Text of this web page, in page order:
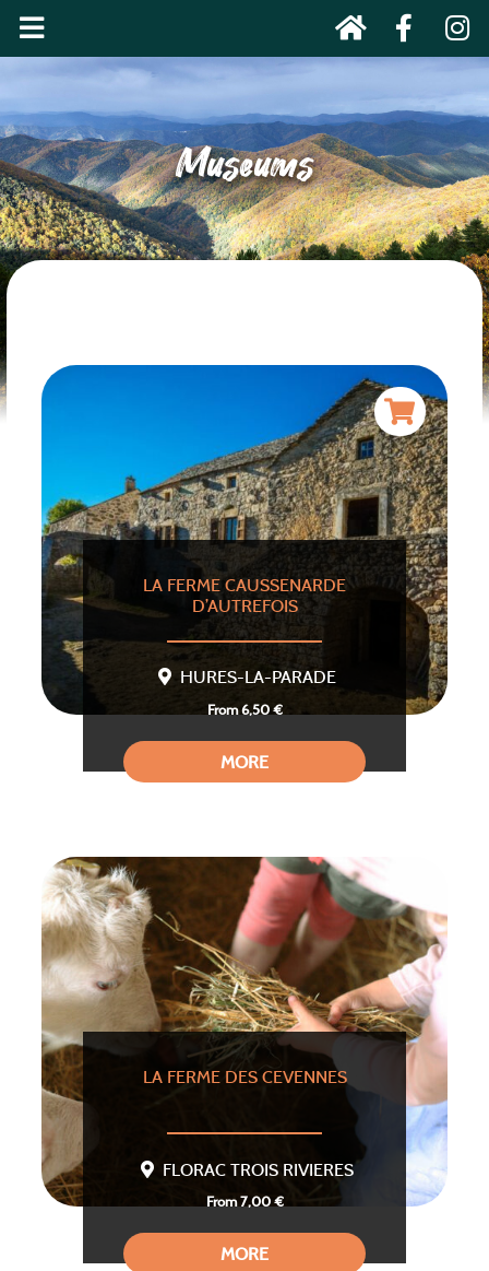
Museums
LA FERME CAUSSENARDE
D’AUTREFOIS
HURES-LA-PARADE
From 6,50 €
MORE
LA FERME DES CEVENNES
FLORAC TROIS RIVIERES
From 7,00 €
MORE